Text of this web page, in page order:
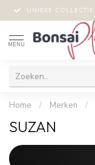
UNIEKE COLLECTIE
MENU
Home / Merken /
SUZAN